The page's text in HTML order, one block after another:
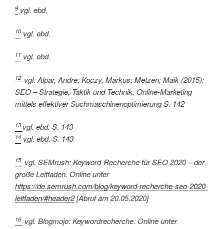
9vgl. ebd.
10 vgl. ebd.
11 vgl. ebd.
12 vgl. Alpar, Andre; Koczy, Markus; Metzen; Maik (2015):
SEO – Strategie, Taktik und Technik: Online-Marketing
mittels effektiver Suchmaschinenoptimierung S. 142
13vgl. ebd. S. 143
14 vgl. ebd. S. 143
15 vgl. SEMrush: Keyword-Recherche für SEO 2020 – der
große Leitfaden. Online unter
https://de.semrush.com/blog/keyword-recherche-seo-2020-
leitfaden/#header2[Abruf am 20.05.2020]
16 vgl. Blogmojo: Keywordrecherche. Online unter